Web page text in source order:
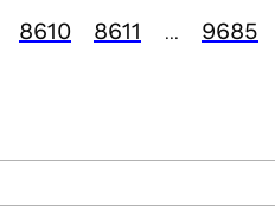
8610 8611 9685